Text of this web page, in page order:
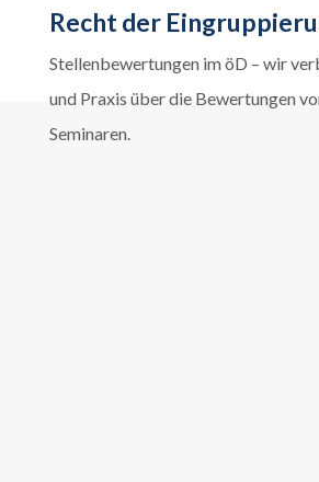
Recht der
Stellenbewertungen im öD – wir
und Praxis über die Bewertungen
Seminaren.